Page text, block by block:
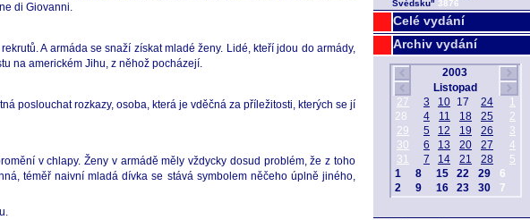
Celé vydání
Archiv vydání
di Giovanni.
A armáda se snaží získat mladé ženy. Lidé, kteří jdou do armády,
na americkém Jihu, z něhož pocházejí.
poslouchat rozkazy, osoba, která je vděčná za příležitosti, kterých se jí
v chlapy. Ženy v armádě měly vždycky dosud problém, že z toho
téměř naivní mladá dívka se stává symbolem něčeho úplně jiného,